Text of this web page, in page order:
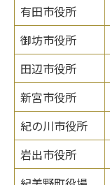
有田市役所
御坊市役所
田辺市役所
新宮市役所
紀の川市役所
岩出市役所